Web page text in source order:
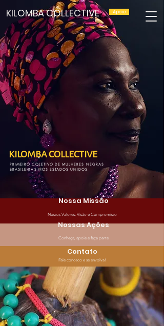
KILOMBA COLLECTIVE Apoie
KILOMBA COLLECTIVE
PRIMEIRO COLETIVO DE MULHERES NEGRAS
BRASILEIRAS NOS ESTADOS UNIDOS
Nossa Missão
Nossos Valores, Visão e Compromisso
Nossas Ações
Conheça, apoie e faça parte
Contato
Fale conosco e se envolva!